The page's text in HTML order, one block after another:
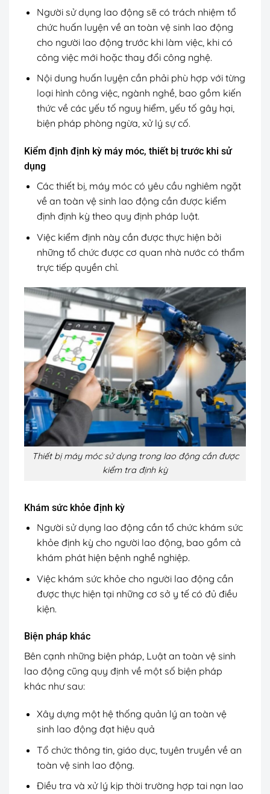
Người sử dụng lao động sẽ có trách nhiệm tổ
chức huấn luyện về an toàn vệ sinh lao động
cho người lao động trước khi làm việc, khi có
công việc mới hoặc thay đổi công nghệ.
Nội dung huấn luyện cần phải phù hợp với từng
loại hình công việc, ngành nghề, bao gồm kiến
thức về các yếu tố nguy hiểm, yếu tố gây hại,
biện pháp phòng ngừa, xử lý sự cố.
Kiểm định định kỳ máy móc, thiết bị trước khi sử
dụng
Các thiết bị, máy móc có yêu cầu nghiêm ngặt
về an toàn vệ sinh lao động cần được kiểm
định định kỳ theo quy định pháp luật.
Việc kiểm định này cần được thực hiện bởi
những tổ chức được cơ quan nhà nước có thẩm
trực tiếp quyền chỉ.
Thiết bị máy móc sử dụng trong lao động cần được
kiểm tra định kỳ
Khám sức khỏe định kỳ
Người sử dụng lao động cần tổ chức khám sức
khỏe định kỳ cho người lao động, bao gồm cả
khám phát hiện bệnh nghề nghiệp.
Việc khám sức khỏe cho người lao động cần
được thực hiện tại những cơ sở y tế có đủ điều
kiện.
Biện pháp khác
Bên cạnh những biện pháp, Luật an toàn vệ sinh
lao động cũng quy định về một số biện pháp
khác như sau:
Xây dựng một hệ thống quản lý an toàn vệ
sinh lao động đạt hiệu quả
Tổ chức thông tin, giáo dục, tuyên truyền về an
toàn vệ sinh lao động.
Điều tra và xử lý kịp thời trường hợp tai nạn lao